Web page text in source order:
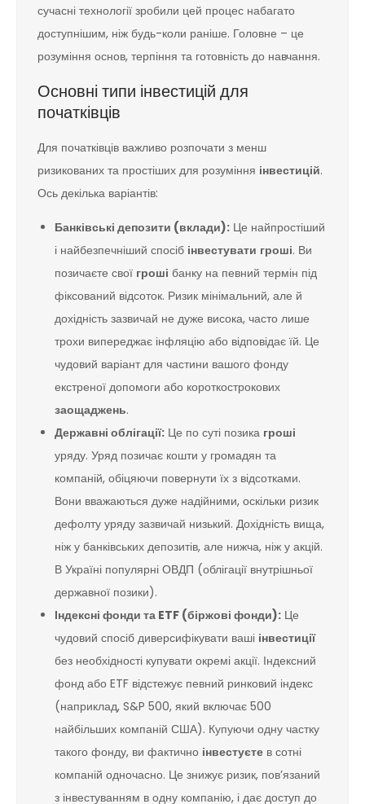
сучасні технології зробили цей процес набагато
доступнішим, ніж будь-коли раніше. Головне – це
розуміння основ, терпіння та готовність до навчання.
Основні типи інвестицій для
початківців
Для початківців важливо розпочати з менш
ризикованих та простіших для розуміння інвестицій.
Ось декілька варіантів:
Банківські депозити (вклади): Це найпростіший
і найбезпечніший спосіб інвестувати гроші. Ви
позичаєте свої гроші банку на певний термін під
фіксований відсоток. Ризик мінімальний, але й
дохідність зазвичай не дуже висока, часто лише
трохи випереджає інфляцію або відповідає їй. Це
чудовий варіант для частини вашого фонду
екстреної допомоги або короткострокових
заощаджень.
Державні облігації: Це по суті позика гроші
уряду. Уряд позичає кошти у громадян та
компаній, обіцяючи повернути їх з відсотками.
Вони вважаються дуже надійними, оскільки ризик
дефолту уряду зазвичай низький. Дохідність вища,
ніж у банківських депозитів, але нижча, ніж у акцій.
В Україні популярні ОВДП (облігації внутрішньої
державної позики).
Індексні фонди та ETF (біржові фонди): Це
чудовий спосіб диверсифікувати ваші інвестиції
без необхідності купувати окремі акції. Індексний
фонд або ETF відстежує певний ринковий індекс
(наприклад, S&P 500, який включає 500
найбільших компаній США). Купуючи одну частку
такого фонду, ви фактично інвестуєте в сотні
компаній одночасно. Це знижує ризик, пов’язаний
з інвестуванням в одну компанію, і дає доступ до